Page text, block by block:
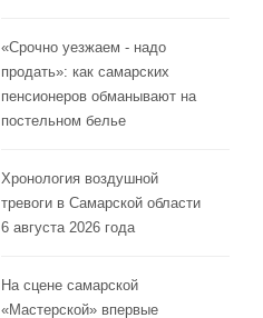
«Срочно уезжаем - надо
продать»: как самарских
пенсионеров обманывают на
постельном белье
Хронология воздушной
тревоги в Самарской области
6 августа 2026 года
На сцене самарской
«Мастерской» впервые